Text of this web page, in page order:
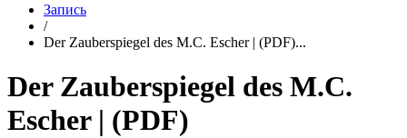
Запись
/
Der Zauberspiegel des M.C. Escher | (PDF)...
Der Zauberspiegel des M.C.
Escher | (PDF)